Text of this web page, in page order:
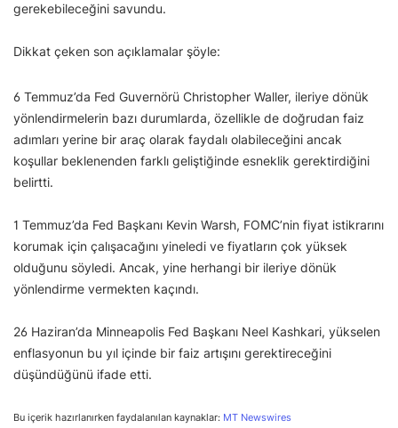
gerekebileceğini savundu.
Dikkat çeken son açıklamalar şöyle:
6 Temmuz’da Fed Guvernörü Christopher Waller, ileriye dönük
yönlendirmelerin bazı durumlarda, özellikle de doğrudan faiz
adımları yerine bir araç olarak faydalı olabileceğini ancak
koşullar beklenenden farklı geliştiğinde esneklik gerektirdiğini
belirtti.
1 Temmuz’da Fed Başkanı Kevin Warsh, FOMC’nin fiyat istikrarını
korumak için çalışacağını yineledi ve fiyatların çok yüksek
olduğunu söyledi. Ancak, yine herhangi bir ileriye dönük
yönlendirme vermekten kaçındı.
26 Haziran’da Minneapolis Fed Başkanı Neel Kashkari, yükselen
enflasyonun bu yıl içinde bir faiz artışını gerektireceğini
düşündüğünü ifade etti.
Bu içerik hazırlanırken faydalanılan kaynaklar: MT Newswires